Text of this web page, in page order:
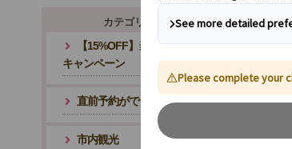
水路が入り組む美しい風景
カテゴリ・テーマから探す
【15%OFF】当サイトが最安値！夏旅応援
キャンペーン
直前予約ができるツアー
市内観光